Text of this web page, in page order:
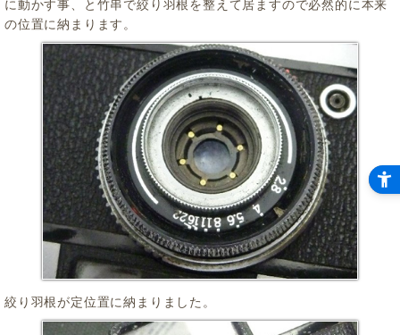
に動かす事、と竹串で絞り羽根を整えて居ますので必然的に本来
の位置に納まります。
絞り羽根が定位置に納まりました。